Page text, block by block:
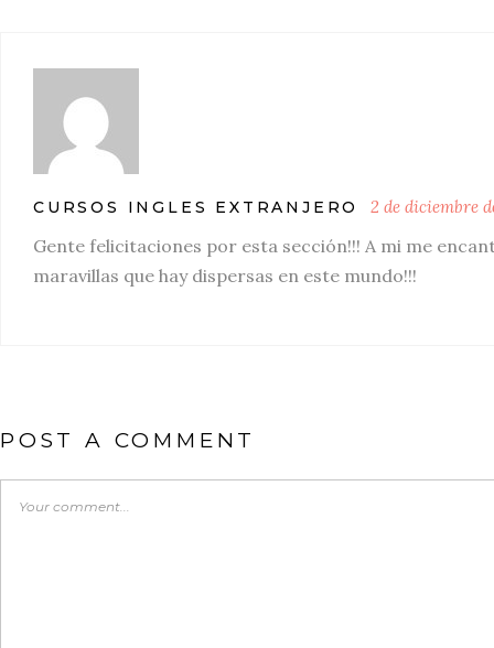
CURSOS INGLES EXTRANJERO 2 de diciembre
Gente felicitaciones por esta sección!!! A mi me
maravillas que hay dispersas en este mundo!!!
POST A COMMENT